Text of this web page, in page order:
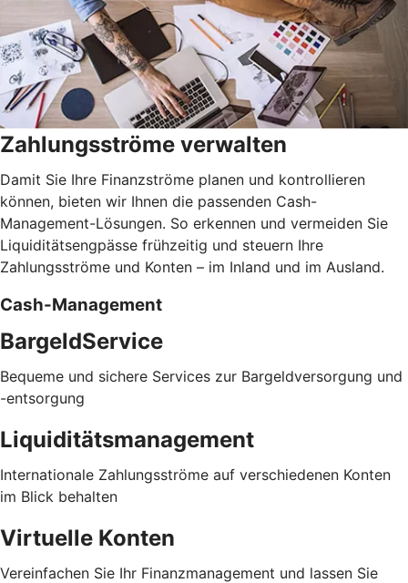
Zahlungsströme verwalten
Damit Sie Ihre Finanzströme planen und kontrollieren
können, bieten wir Ihnen die passenden Cash-
Management-Lösungen. So erkennen und vermeiden Sie
Liquiditätsengpässe frühzeitig und steuern Ihre
Zahlungsströme und Konten – im Inland und im Ausland.
Cash-Management
BargeldService
Bequeme und sichere Services zur Bargeldversorgung und
-entsorgung
Liquiditätsmanagement
Internationale Zahlungsströme auf verschiedenen Konten
im Blick behalten
Virtuelle Konten
Vereinfachen Sie Ihr Finanzmanagement und lassen Sie